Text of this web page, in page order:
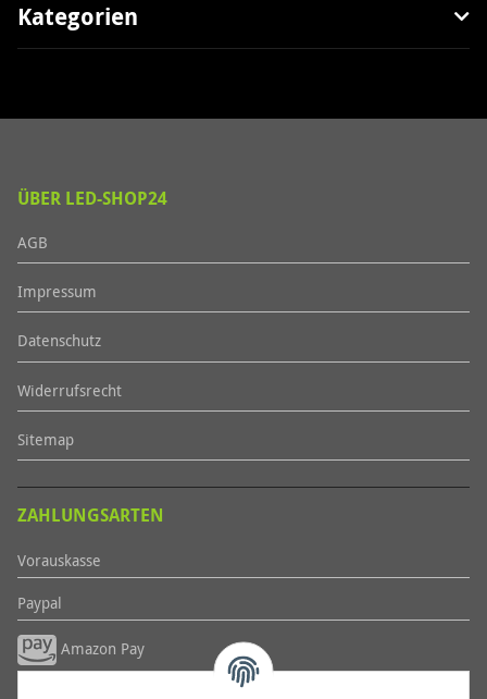
Kategorien
ÜBER LED-SHOP24
AGB
Impressum
Datenschutz
Widerrufsrecht
Sitemap
ZAHLUNGSARTEN
Vorauskasse
Paypal
Amazon Pay